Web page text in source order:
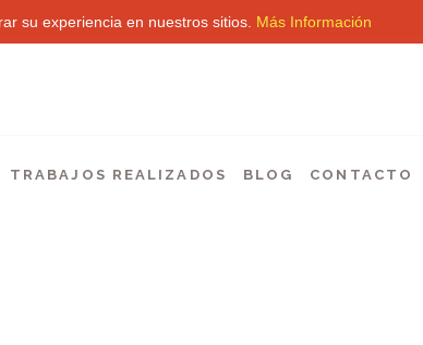
su experiencia en nuestros sitios. Más Información
TRABAJOS REALIZADOS BLOG CONTACTO